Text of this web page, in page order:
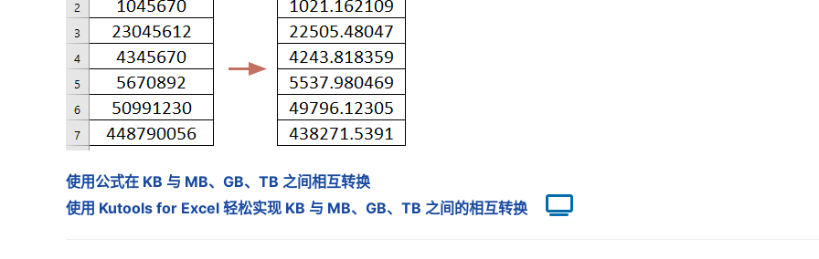
使用公式在 KB 与 MB、GB、TB 之间相互转换
使用 Kutools for Excel 轻松实现 KB 与 MB、GB、TB 之间的相互转换